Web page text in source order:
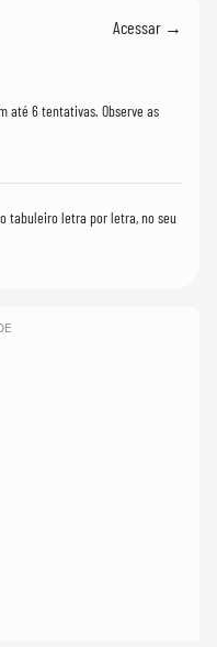
Acessar →
até 6 tentativas. Observe as
tabuleiro letra por letra, no seu